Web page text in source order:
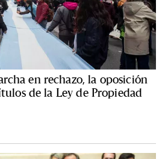
en rechazo, la oposición
de la Ley de Propiedad